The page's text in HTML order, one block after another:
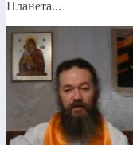
Планета...